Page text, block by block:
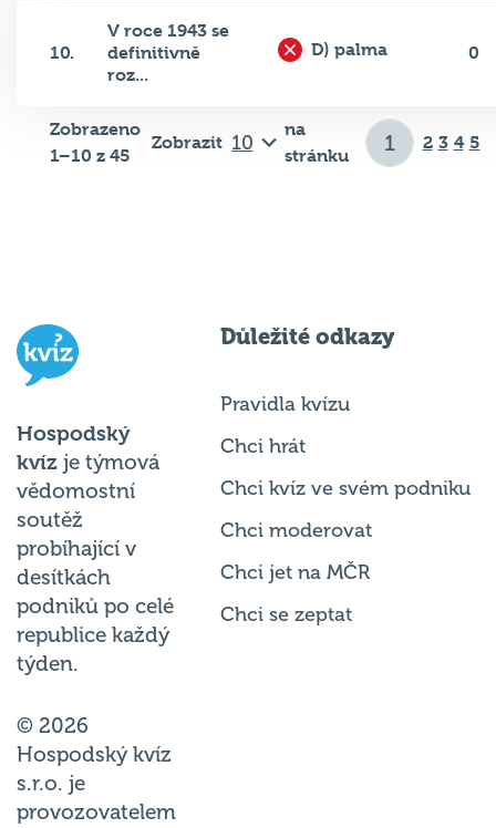
10.
V roce 1943 se
definitivně
roz...
D) palma 0
Zobrazeno
1–10 z 45
Zobrazit
na
stránku
2 3 4 5
Hospodský
kvíz je týmová
vědomostní
soutěž
probíhající v
desítkách
podniků po celé
republice každý
týden.
© 2026
Hospodský kvíz
s.r.o. je
provozovatelem
Důležité odkazy
Pravidla kvízu
Chci hrát
Chci kvíz ve svém podniku
Chci moderovat
Chci jet na MČR
Chci se zeptat